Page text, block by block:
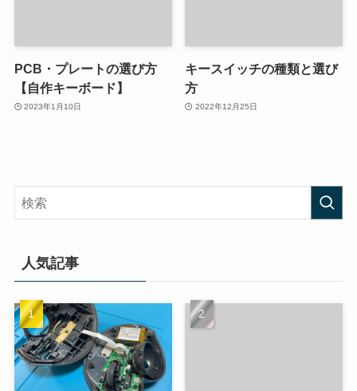
PCB・プレートの選び方
【自作キーボード】
2023年1月10日
キースイッチの種類と選び
方
2022年12月25日
人気記事